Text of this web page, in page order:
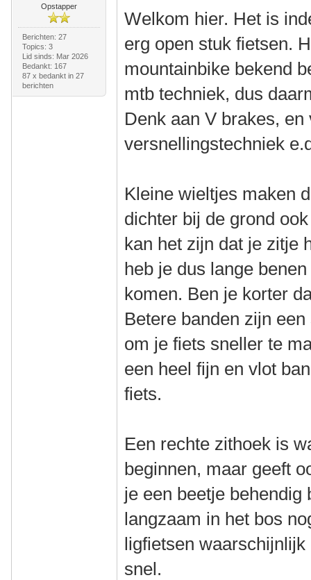
Opstapper
Berichten: 27
Topics: 3
Lid sinds: Mar 2026
Bedankt: 167
87 x bedankt in 27
berichten
Welkom hier. Het is
erg open stuk fietsen.
mountainbike bekend
mtb techniek, dus
Denk aan V brakes, en
versnellingstechniek
Kleine wieltjes maken
dichter bij de grond
kan het zijn dat je zitje
heb je dus lange
komen. Ben je korter
Betere banden zijn
om je fiets sneller te
een heel fijn en vlot
fiets.
Een rechte zithoek is
beginnen, maar geeft
je een beetje
langzaam in het bos
ligfietsen
snel.